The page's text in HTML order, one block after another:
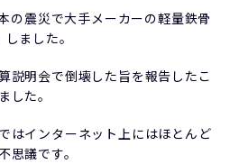
の震災で大手メーカーの軽量鉄骨
ました。
説明会で倒壊した旨を報告したこ
した。
はインターネット上にはほとんど
議です。